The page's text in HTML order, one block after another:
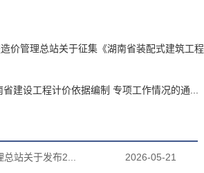
价管理总站关于征集《湖南省装配式建筑工程
建设工程计价依据编制 专项工作情况的通...
站关于发布2... 2026-05-21